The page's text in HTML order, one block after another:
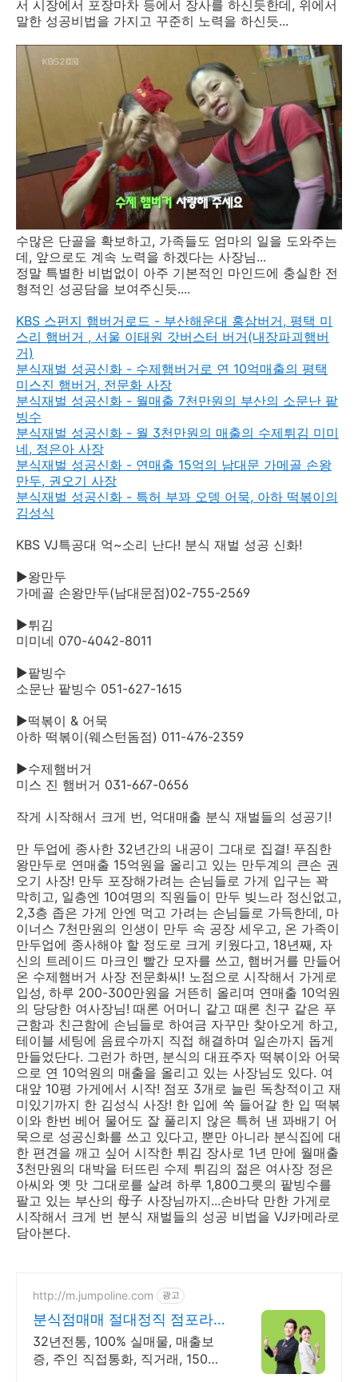
서 시장에서 포장마차 등에서 장사를 하신듯한데, 위에서
말한 성공비법을 가지고 꾸준히 노력을 하신듯...
수많은 단골을 확보하고, 가족들도 엄마의 일을 도와주는
데, 앞으로도 계속 노력을 하겠다는 사장님...
정말 특별한 비법없이 아주 기본적인 마인드에 충실한 전
형적인 성공담을 보여주신듯....
KBS 스펀지 햄버거로드 - 부산해운대 홍삼버거, 평택 미
스리 햄버거 , 서울 이태원 갓버스터 버거(내장파괴햄버
거)
분식재벌 성공신화 - 수제햄버거로 연 10억매출의 평택
미스진 햄버거, 전문화 사장
분식재벌 성공신화 - 월매출 7천만원의 부산의 소문난 팥
빙수
분식재벌 성공신화 - 월 3천만원의 매출의 수제튀김 미미
네, 정은아 사장
분식재벌 성공신화 - 연매출 15억의 남대문 가메골 손왕
만두, 권오기 사장
분식재벌 성공신화 - 특허 부꽈 오뎅 어묵, 아하 떡볶이의
김성식
KBS VJ특공대 억~소리 난다! 분식 재벌 성공 신화!
▶왕만두
가메골 손왕만두(남대문점)02-755-2569
▶튀김
미미네 070-4042-8011
▶팥빙수
소문난 팥빙수 051-627-1615
▶떡볶이 & 어묵
아하 떡볶이(웨스턴돔점) 011-476-2359
▶수제햄버거
미스 진 햄버거 031-667-0656
작게 시작해서 크게 번, 억대매출 분식 재벌들의 성공기!
만 두업에 종사한 32년간의 내공이 그대로 집결! 푸짐한
왕만두로 연매출 15억원을 올리고 있는 만두계의 큰손 권
오기 사장! 만두 포장해가려는 손님들로 가게 입구는 꽉
막히고, 일층엔 10여명의 직원들이 만두 빚느라 정신없고,
2,3층 좁은 가게 안엔 먹고 가려는 손님들로 가득한데, 마
이너스 7천만원의 인생이 만두 속 공장 세우고, 온 가족이
만두업에 종사해야 할 정도로 크게 키웠다고, 18년째, 자
신의 트레이드 마크인 빨간 모자를 쓰고, 햄버거를 만들어
온 수제햄버거 사장 전문화씨! 노점으로 시작해서 가게로
입성, 하루 200-300만원을 거뜬히 올리며 연매출 10억원
의 당당한 여사장님! 때론 어머니 같고 때론 친구 같은 푸
근함과 친근함에 손님들로 하여금 자꾸만 찾아오게 하고,
테이블 세팅에 음료수까지 직접 해결하며 일손까지 돕게
만들었단다. 그런가 하면, 분식의 대표주자 떡볶이와 어묵
으로 연 10억원의 매출을 올리고 있는 사장님도 있다. 여
대앞 10평 가게에서 시작! 점포 3개로 늘린 독창적이고 재
미있기까지 한 김성식 사장! 한 입에 쏙 들어갈 한 입 떡볶
이와 한번 베어 물어도 잘 풀리지 않은 특허 낸 꽈배기 어
묵으로 성공신화를 쓰고 있다고, 뿐만 아니라 분식집에 대
한 편견을 깨고 싶어 시작한 튀김 장사로 1년 만에 월매출
3천만원의 대박을 터뜨린 수제 튀김의 젊은 여사장 정은
아씨와 옛 맛 그대로를 살려 하루 1,800그릇의 팥빙수를
팔고 있는 부산의 母子 사장님까지...손바닥 만한 가게로
시작해서 크게 번 분식 재벌들의 성공 비법을 VJ카메라로
담아본다.
http://m.jumpoline.com 광고
분식점매매 절대정직 점포라인
빠른 직거래 & 안전중개거래
32년전통, 100% 실매물, 매출보
증, 주인 직접통화, 직거래, 150명